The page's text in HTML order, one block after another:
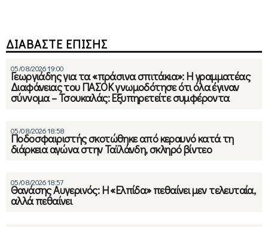
ΔΙΑΒΑΣΤΕ ΕΠΙΣΗΣ
05/08/2026 19:00
Γεωργιάδης για τα «πράσινα σπιτάκια»: Η γραμματέας
Διαφάνειας του ΠΑΣΟΚ γνωμοδότησε ότι όλα έγιναν
σύννομα – Τσουκαλάς: Εξυπηρετείτε συμφέροντα
05/08/2026 18:58
Ποδοσφαιριστής σκοτώθηκε από κεραυνό κατά τη
διάρκεια αγώνα στην Ταϊλάνδη, σκληρό βίντεο
05/08/2026 18:57
Θανάσης Αυγερινός: Η «Ελπίδα» πεθαίνει μεν τελευταία,
αλλά πεθαίνει